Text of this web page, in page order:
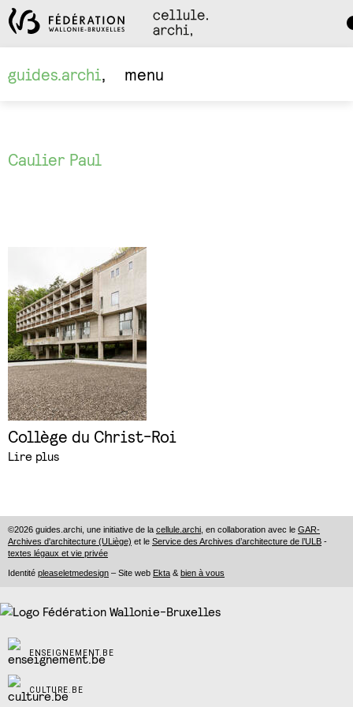
guides.archi
menu
Caulier Paul
Collège du Christ-Roi
Lire plus
©2026 guides.archi, une initiative de la cellule.archi , en collaboration avec le GAR-
Archives d'architecture (ULiège) et le Service des Archives d’architecture de l’ULB -
textes légaux et vie privée
Identité pleaseletmedesign – Site web Ekta & bien à vous
ENSEIGNEMENT.BE
CULTURE.BE